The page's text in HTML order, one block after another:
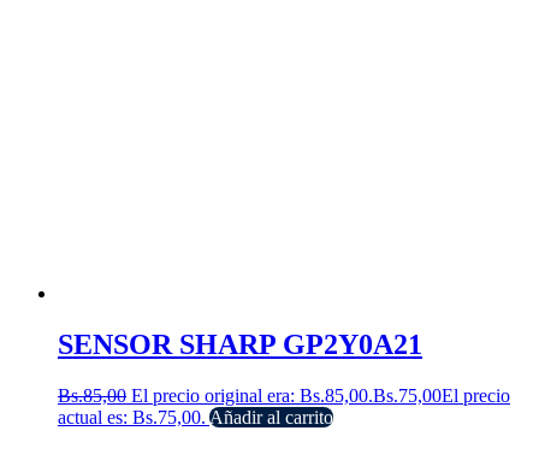
SENSOR SHARP GP2Y0A21
Bs.85,00 El precio original era: Bs.85,00.Bs.75,00El precio
actual es: Bs.75,00. Añadir al carrito